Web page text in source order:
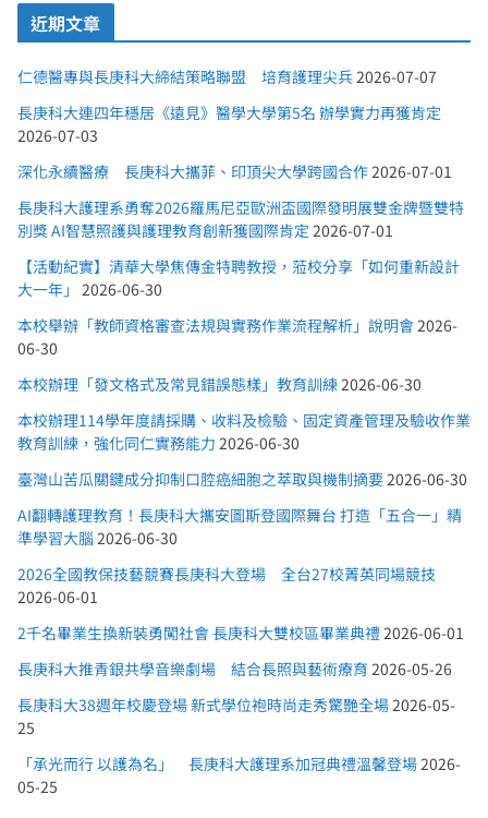
近期文章
仁德醫專與長庚科大締結策略聯盟 培育護理尖兵2026-07-07
長庚科大連四年穩居《遠見》醫學大學第5名 辦學實力再獲肯定
2026-07-03
深化永續醫療 長庚科大攜菲、印頂尖大學跨國合作2026-07-01
長庚科大護理系勇奪2026羅馬尼亞歐洲盃國際發明展雙金牌暨雙特
別獎 AI智慧照護與護理教育創新獲國際肯定 2026-07-01
【活動紀實】清華大學焦傳金特聘教授，蒞校分享「如何重新設計
大一年」 2026-06-30
本校舉辦「教師資格審查法規與實務作業流程解析」說明會2026-
06-30
本校辦理「發文格式及常見錯誤態樣」教育訓練2026-06-30
本校辦理114學年度請採購、收料及檢驗、固定資產管理及驗收作業
教育訓練，強化同仁實務能力 2026-06-30
臺灣山苦瓜關鍵成分抑制口腔癌細胞之萃取與機制摘要2026-06-30
AI翻轉護理教育！長庚科大攜安圖斯登國際舞台 打造「五合一」精
準學習大腦 2026-06-30
2026全國教保技藝競賽長庚科大登場 全台27校菁英同場競技
2026-06-01
2千名畢業生換新裝勇闖社會 長庚科大雙校區畢業典禮2026-06-01
長庚科大推青銀共學音樂劇場 結合長照與藝術療育 2026-05-26
長庚科大38週年校慶登場 新式學位袍時尚走秀驚艷全場2026-05-
25
「承光而行 以護為名」 長庚科大護理系加冠典禮溫馨登場2026-
05-25